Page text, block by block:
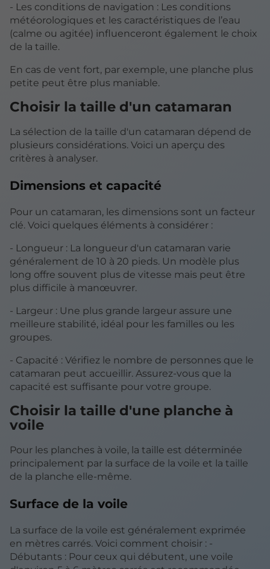
- Les conditions de navigation : Les conditions
météorologiques et les caractéristiques de l’eau
(calme ou agitée) influenceront également le choix
de la taille.
En cas de vent fort, par exemple, une planche plus
petite peut être plus maniable.
Choisir la taille d'un catamaran
La sélection de la taille d'un catamaran dépend de
plusieurs considérations. Voici un aperçu des
critères à analyser.
Dimensions et capacité
Pour un catamaran, les dimensions sont un facteur
clé. Voici quelques éléments à considérer :
- Longueur : La longueur d'un catamaran varie
généralement de 10 à 20 pieds. Un modèle plus
long offre souvent plus de vitesse mais peut être
plus difficile à manœuvrer.
- Largeur : Une plus grande largeur assure une
meilleure stabilité, idéal pour les familles ou les
groupes.
- Capacité : Vérifiez le nombre de personnes que le
catamaran peut accueillir. Assurez-vous que la
capacité est suffisante pour votre groupe.
Choisir la taille d'une planche à
voile
Pour les planches à voile, la taille est déterminée
principalement par la surface de la voile et la taille
de la planche elle-même.
Surface de la voile
La surface de la voile est généralement exprimée
en mètres carrés. Voici comment choisir : -
Débutants : Pour ceux qui débutent, une voile